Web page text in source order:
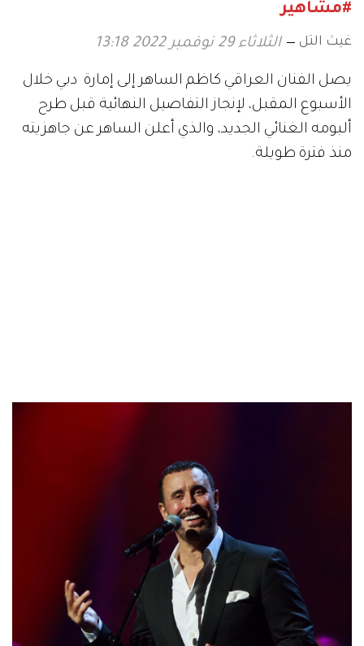
#مشاهير
غيث التل الثلاثاء 29 نوفمبر 2022 13:18
يصل الفنان العراقي كاظم الساهر إلى إمارة دبي خلال
الأسبوع المقبل، لإنجاز التفاصيل النهائية قبل طرح
ألبومه الغنائي الجديد، والذي أعلن الساهر عن جاهزيته
منذ فترة طويلة.